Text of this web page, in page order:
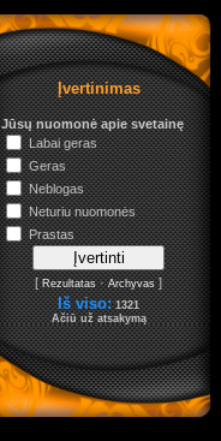
Įvertinimas
Jūsų nuomonė apie svetainę
Labai geras
Geras
Neblogas
Neturiu nuomonės
Prastas
[Rezultatas·Archyvas]
Iš viso: 1321
Ačiū už atsakymą